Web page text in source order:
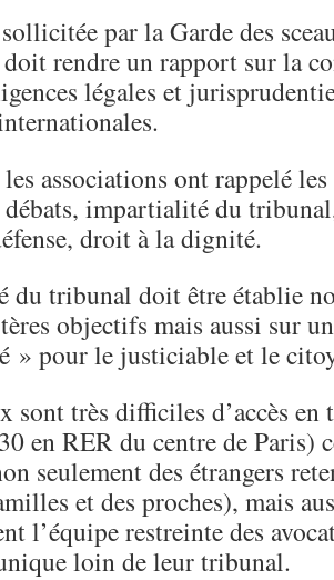
par la Garde des
rendre un rapport sur la
légales et
associations ont rappelé
impartialité du
droit à la dignité.
du tribunal doit être établie
objectifs mais aussi sur
» pour le justiciable et le
sont très difficiles d’accès en
en RER du centre de Paris)
seulement des étrangers
et des proches), mais
l’équipe restreinte des
loin de leur tribunal.